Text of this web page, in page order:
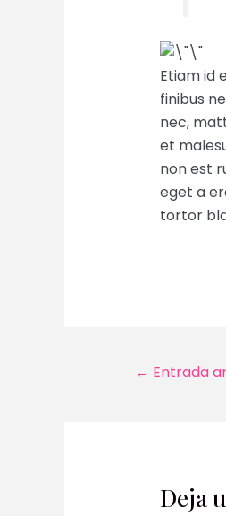
Etiam id
finibus
nec,
et
non est
eget a
tortor
Navegación
← Entrada
Deja